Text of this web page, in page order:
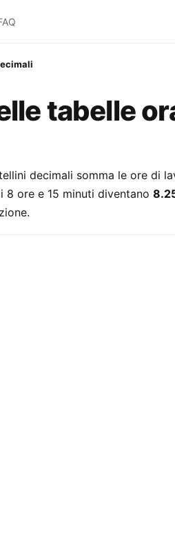
tabelle
decimali somma le ore di
8 ore e 15 minuti diventano